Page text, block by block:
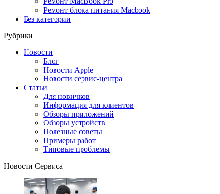
Ремонт блока питания Macbook
Без категории
Рубрики
Новости
Блог
Новости Apple
Новости сервис-центра
Статьи
Для новичков
Информация для клиентов
Обзоры приложений
Обзоры устройств
Полезные советы
Примеры работ
Типовые проблемы
Новости Сервиса